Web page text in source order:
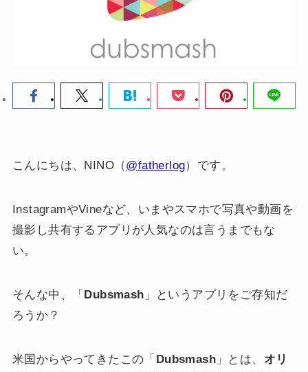
こんにちは、NINO（@fatherlog）です。
InstagramやVineなど、いまやスマホで写真や動画を
撮影し共有するアプリが人気なのは言うまでもな
い。
そんな中、「 Dubsmash 」というアプリをご存知だ
ろうか？
米国からやってきたこの「 Dubsmash」とは、 オリ